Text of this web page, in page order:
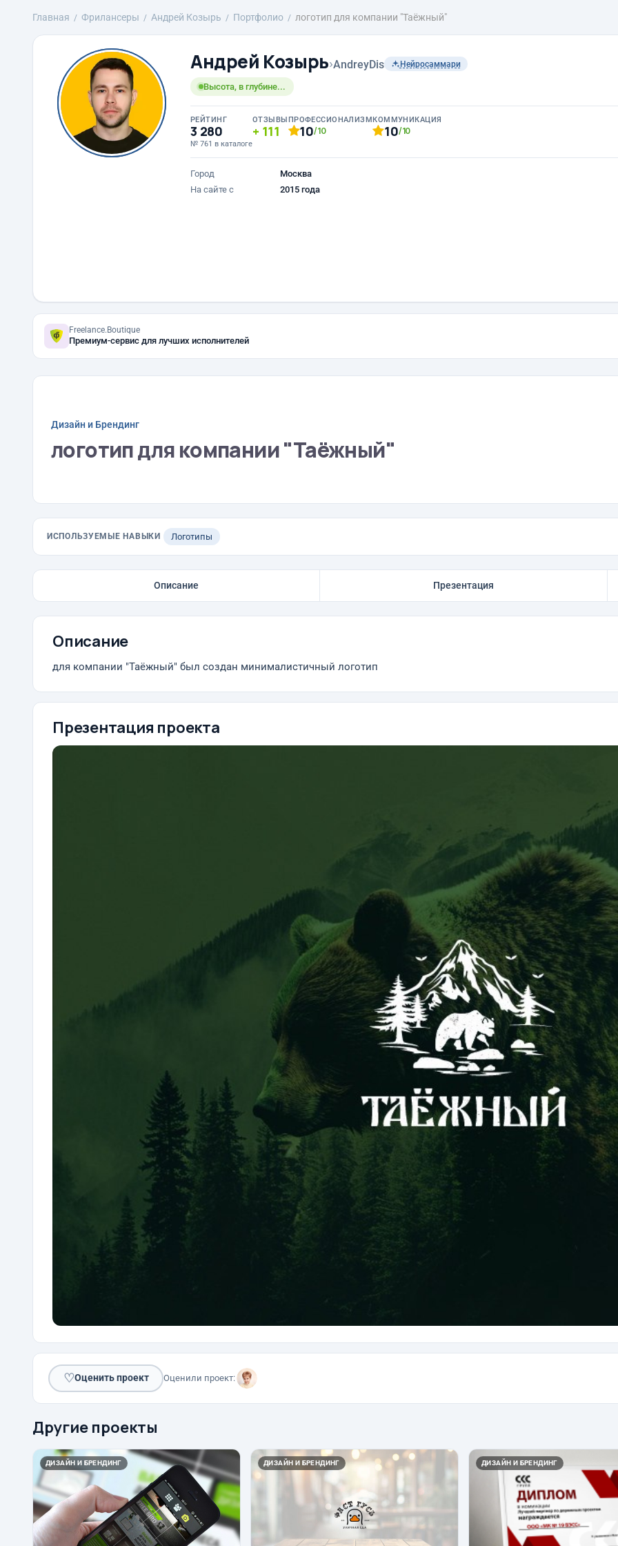
Главная Фрилансеры Андрей Козырь Портфолио логотип для компании "Таёжный"
Андрей Козырь›AndreyDis Нейросаммари
Высота, в глубине...
РЕЙТИНГ
3 280
№ 761 в каталоге
ОТЗЫВЫ
111
ПРОФЕССИОНАЛИЗМ
10/10
КОММУНИКАЦИЯ
10/10
Город
Москва
На сайте с
2015 года
Freelance.Boutique
Премиум-сервис для лучших исполнителей
Дизайн и Брендинг
логотип для компании "Таёжный"
ИСПОЛЬЗУЕМЫЕ НАВЫКИ Логотипы
Описание Презентация
Описание
для компании "Таёжный" был создан минималистичный логотип
Презентация проекта
♡Оценить проект Оценили проект:
Другие проекты
ДИЗАЙН И БРЕНДИНГ ДИЗАЙН И БРЕНДИНГ ДИЗАЙН И БРЕНДИНГ